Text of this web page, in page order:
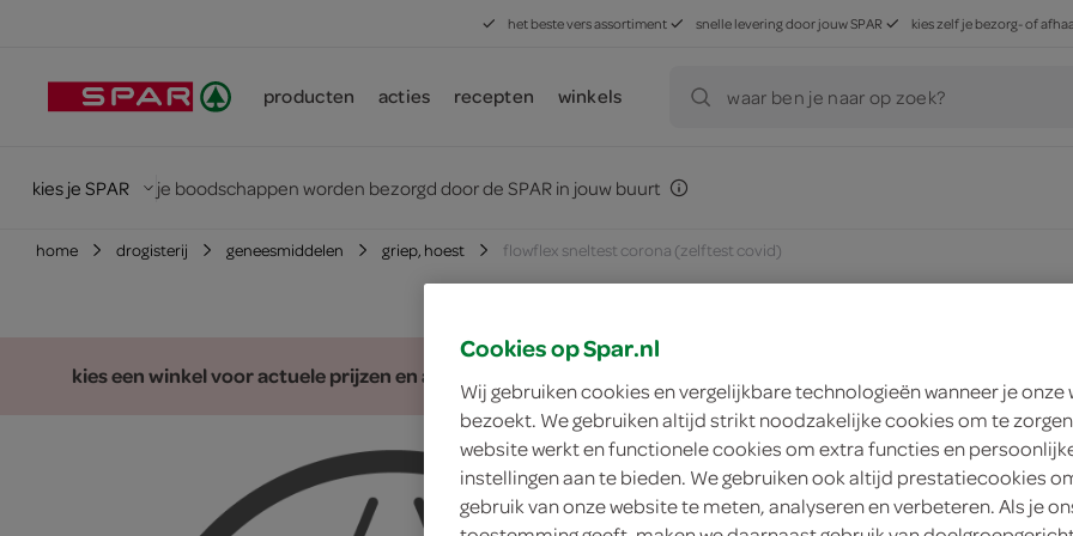
het beste vers assortiment snelle levering door jouw SPAR kies zelf je bezorg- of
producten acties recepten winkels waar ben je naar op zoek?
kies je SPAR je boodschappen worden bezorgd door de SPAR in jouw buurt
home drogisterij geneesmiddelen griep, hoest flowflex sneltest corona (zelftest covid)
kies een winkel voor actuele prijzen en assortiment
Flowflex sneltest
Cookies op Spar.nl
Wij gebruiken cookies en vergelijkbare technologieën wanneer je onze
bezoekt. We gebruiken altijd strikt noodzakelijke cookies om te
website werkt en functionele cookies om extra functies en
instellingen aan te bieden. We gebruiken ook altijd prestatiecookies
gebruik van onze website te meten, analyseren en verbeteren. Als je